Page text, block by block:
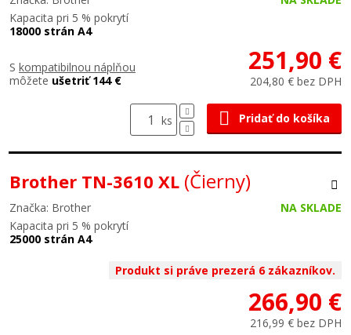
Kapacita pri 5 % pokrytí
18000 strán A4
S kompatibilnou náplňou
môžete ušetriť 144 €
251,90 €
204,80 € bez DPH
ks Pridať do košíka
Brother TN-3610 XL (Čierny)
Značka: Brother
NA SKLADE
Kapacita pri 5 % pokrytí
25000 strán A4
Produkt si práve prezerá 6 zákazníkov.
266,90 €
216,99 € bez DPH